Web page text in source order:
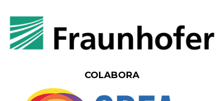
COLABORA